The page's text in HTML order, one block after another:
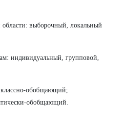
выборочный, локальный
индивидуальный, групповой,
обобщающий;
обобщающий.